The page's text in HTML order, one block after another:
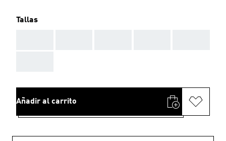
Tallas
Añadir al carrito